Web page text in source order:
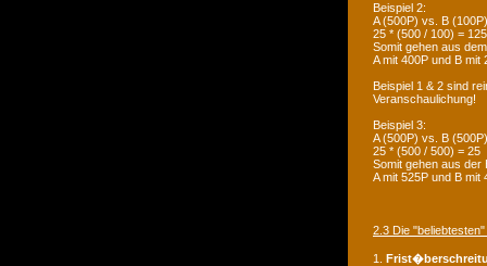
Beispiel 2:
A (500P) vs. B
25 * (500 / 100) =
Somit gehen aus
A mit 400P und B mit
Beispiel 1 & 2 sind
Veranschaulichung!
Beispiel 3:
A (500P) vs. B
25 * (500 / 500) = 25
Somit gehen aus der
A mit 525P und B mit
2.3 Die
1.